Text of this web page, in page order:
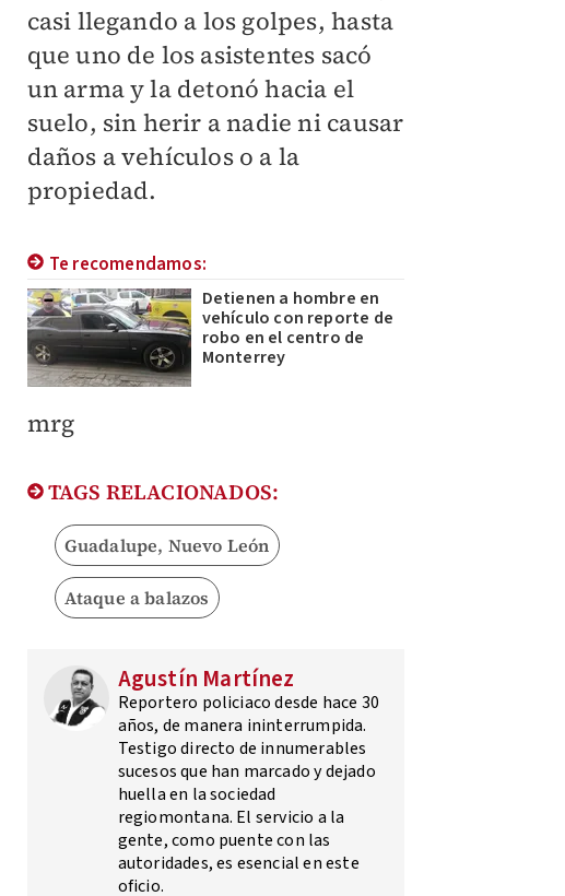
casi llegando a los golpes, hasta
que uno de los asistentes sacó
un arma y la detonó hacia el
suelo, sin herir a nadie ni causar
daños a vehículos o a la
propiedad.
Te recomendamos:
Detienen a hombre en
vehículo con reporte de
robo en el centro de
Monterrey
mrg
TAGS RELACIONADOS:
Guadalupe, Nuevo León
Ataque a balazos
Agustín Martínez
Reportero policiaco desde hace 30
años, de manera ininterrumpida.
Testigo directo de innumerables
sucesos que han marcado y dejado
huella en la sociedad
regiomontana. El servicio a la
gente, como puente con las
autoridades, es esencial en este
oficio.